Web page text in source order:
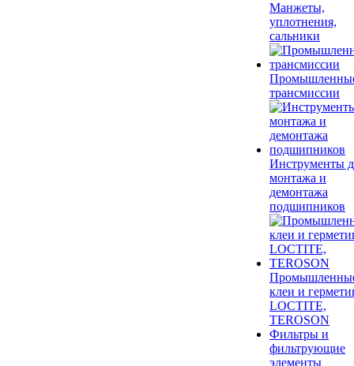
Манжеты,
уплотнения,
сальники
трансмиссии
Инструменты
монтажа и
демонтажа
подшипников
клеи и
LOCTITE,
TEROSON
Фильтры и
фильтрующие
элементы